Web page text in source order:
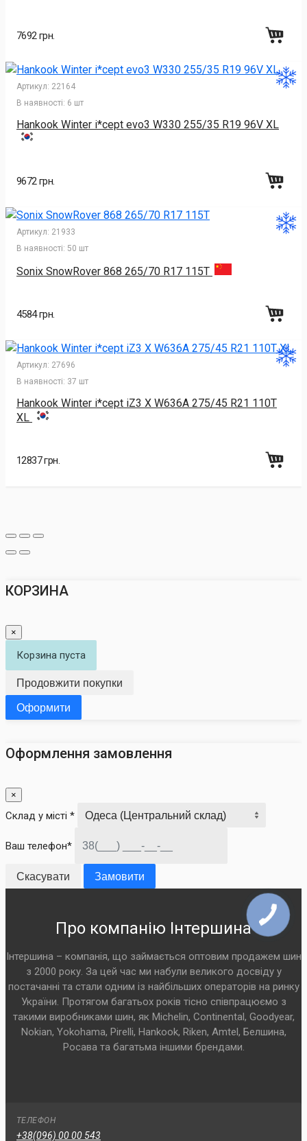
7692 грн.
Артикул: 22164
В наявності: 6 шт
Hankook Winter i*cept evo3 W330 255/35 R19 96V XL
9672 грн.
Артикул: 21933
В наявності: 50 шт
Sonix SnowRover 868 265/70 R17 115T
4584 грн.
Артикул: 27696
В наявності: 37 шт
Hankook Winter i*cept iZ3 X W636A 275/45 R21 110T
XL
12837 грн.
КОРЗИНА
×
Корзина пуста
Продовжити покупки
Оформити
Оформлення замовлення
×
Склад у місті *
Ваш телефон*
Скасувати Замовити
Про компанію Інтершина
Інтершина – компанія, що займається оптовим продажем шин
з 2000 року. За цей час ми набули великого досвіду у
постачанні та стали одним із найбільших операторів на ринку
України. Протягом багатьох років тісно співпрацюємо з
такими виробниками шин, як Michelin, Continental, Goodyear,
Nokian, Yokohama, Pirelli, Hankook, Riken, Amtel, Белшина,
Росава та багатьма іншими брендами.
ТЕЛЕФОН
+38(096) 00 00 543